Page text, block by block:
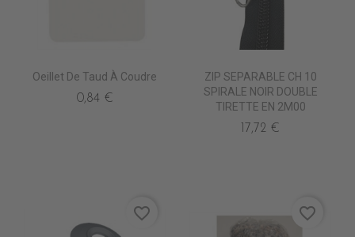
Oeillet De Taud À Coudre
0,84 €
ZIP SEPARABLE CH 10
SPIRALE NOIR DOUBLE
TIRETTE EN 2M00
17,72 €
favorite_border favorite_border